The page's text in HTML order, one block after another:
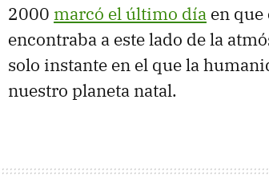
2000 marcó el último día en que
encontraba a este lado de la
solo instante en el que la
nuestro planeta natal.